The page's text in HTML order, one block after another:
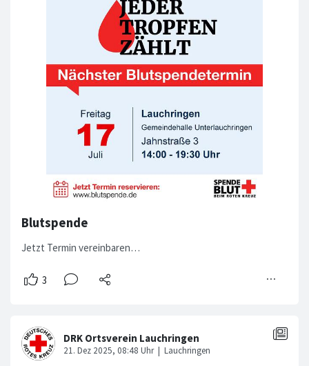
Blutspende
Jetzt Termin vereinbaren…